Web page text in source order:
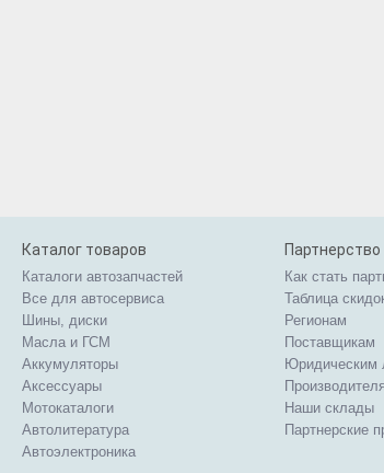
Каталог товаров
Каталоги автозапчастей
Все для автосервиса
Шины, диски
Масла и ГСМ
Аккумуляторы
Аксессуары
Мотокаталоги
Автолитература
Автоэлектроника
Партнерство
Как стать
Таблица
Регионам
Поставщикам
Юридическим
Наши склады
Партнерские